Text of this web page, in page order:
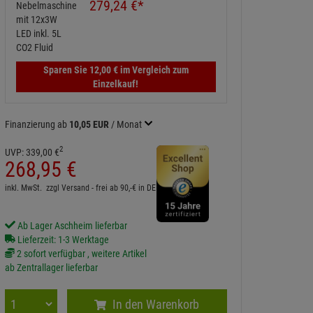
279,24 €*
Sparen Sie 12,00€im Vergleich zum
Einzelkauf!
Finanzierung ab 10,05 EUR / Monat
UVP: 339,00 €2
268,95 €
inkl. MwSt. zzgl Versand - frei ab 90,-€ in DE
Ab Lager Aschheim lieferbar
Lieferzeit: 1-3 Werktage
2 sofort verfügbar , weitere Artikel
ab Zentrallager lieferbar
In den Warenkorb